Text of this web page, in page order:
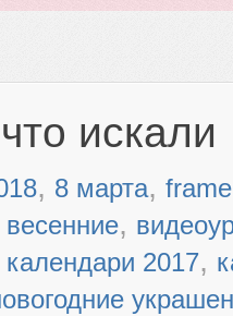
искали
, 8 марта, frame
весенние,
календари 2017,